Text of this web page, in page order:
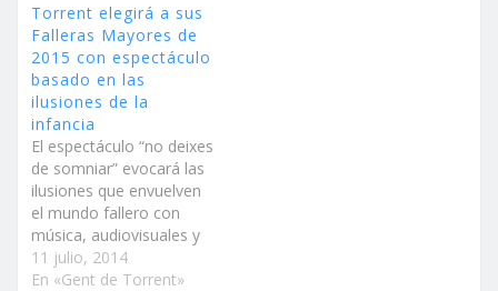
Torrent elegirá a sus
Falleras Mayores de
2015 con espectáculo
basado en las
ilusiones de la
infancia
El espectáculo “no deixes
de somniar” evocará las
ilusiones que envuelven
el mundo fallero con
música, audiovisuales y
actuaciones ante más de
1.500 espectadores
11 julio, 2014
En «Gent de Torrent»